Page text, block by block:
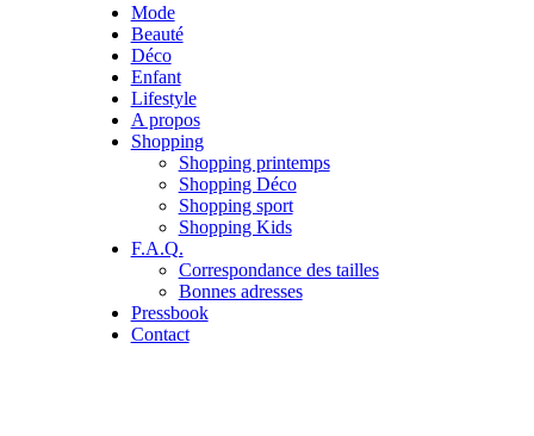
Mode
Beauté
Déco
Enfant
Lifestyle
A propos
Shopping
Shopping printemps
Shopping Déco
Shopping sport
Shopping Kids
F.A.Q.
Correspondance des tailles
Bonnes adresses
Pressbook
Contact